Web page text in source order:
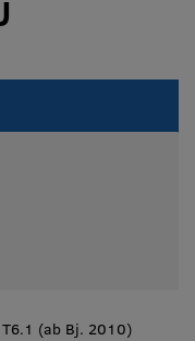
T6.1 (ab Bj. 2010)